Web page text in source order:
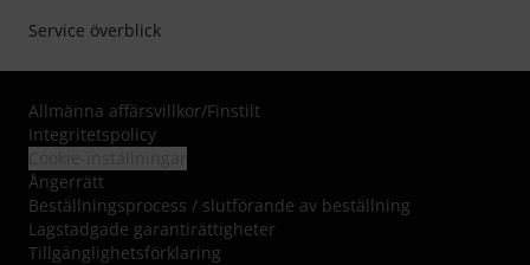
Service överblick
Allmänna affärsvillkor/Finstilt
Integritetspolicy
Ångerrätt
Beställningsprocess / slutförande av beställning
Lagstadgade garantirättigheter
Tillgänglighetsförklaring